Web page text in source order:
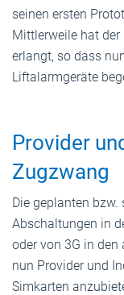
seinen ersten
Mittlerweile hat
erlangt, so dass
Liftalarmgeräte
Provider
Zugzwang
Die geplanten
Abschaltungen in
oder von 3G in den
nun Provider und
Simkarten